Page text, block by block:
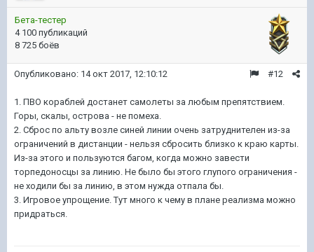
Бета-тестер
4 100 публикаций
8 725 боёв
#12
Опубликовано: 14 окт 2017, 12:10:12
1. ПВО кораблей достанет самолеты за любым препятствием.
Горы, скалы, острова - не помеха.
2. Сброс по альту возле синей линии очень затруднителен из-за
ограничений в дистанции - нельзя сбросить близко к краю карты.
Из-за этого и пользуются багом, когда можно завести
торпедоносцы за линию. Не было бы этого глупого ограничения -
не ходили бы за линию, в этом нужда отпала бы.
3. Игровое упрощение. Тут много к чему в плане реализма можно
придраться.